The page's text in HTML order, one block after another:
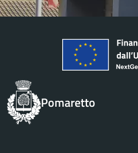
Pomaretto